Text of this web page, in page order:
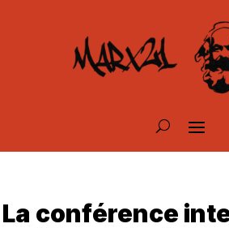
La conférence